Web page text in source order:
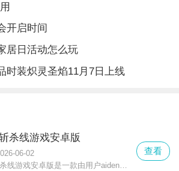
开启时间
居日活动怎么玩
时装炽灵圣焰11月7日上线
杀线游戏安卓版
06-02
美丽国斩杀线游戏安卓版是一款由用户aiden自制完成的斩杀线模拟器游戏，体验丰富的精彩模拟器玩法，以最近热门的话题为主题，开启美国生存之路，看看你能够顺利的活多久，体验超残酷的社会，非常有代入感，感兴趣的小伙伴们欢迎来下载吧。
查看